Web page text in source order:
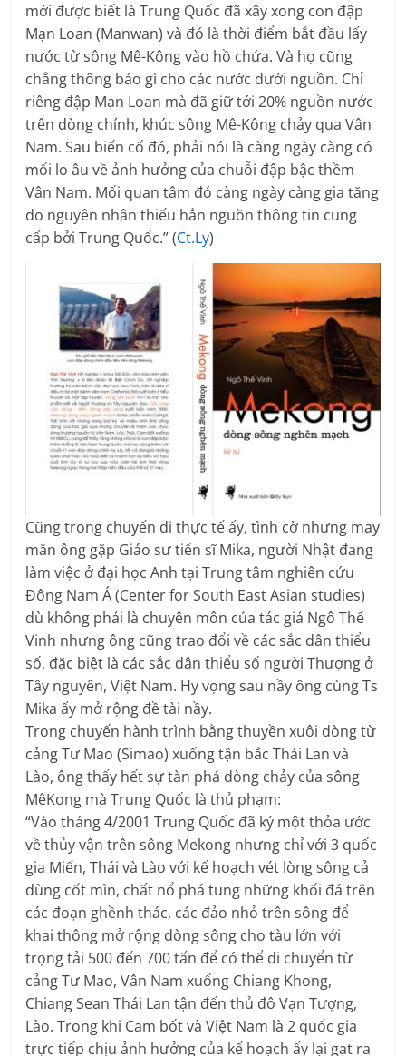
mới được biết là Trung Quốc đã xây xong con đập
Mạn Loan (Manwan) và đó là thời điểm bắt đầu lấy
nước từ sông Mê-Kông vào hồ chứa. Và họ cũng
chẳng thông báo gì cho các nước dưới nguồn. Chỉ
riêng đập Mạn Loan mà đã giữ tới 20% nguồn nước
trên dòng chính, khúc sông Mê-Kông chảy qua Vân
Nam. Sau biến cố đó, phải nói là càng ngày càng có
mối lo âu về ảnh hưởng của chuỗi đập bậc thềm
Vân Nam. Mối quan tâm đó càng ngày càng gia tăng
do nguyên nhân thiếu hẳn nguồn thông tin cung
cấp bởi Trung Quốc.” (Ct.Ly)
Cũng trong chuyến đi thực tế ấy, tình cờ nhưng may
mắn ông gặp Giáo sư tiến sĩ Mika, người Nhật đang
làm việc ở đại học Anh tại Trung tâm nghiên cứu
Đông Nam Á (Center for South East Asian studies)
dù không phải là chuyên môn của tác giả Ngô Thế
Vinh nhưng ông cũng trao đổi về các sắc dân thiểu
số, đặc biệt là các sắc dân thiểu số người Thượng ở
Tây nguyên, Việt Nam. Hy vọng sau nầy ông cùng Ts
Mika ấy mở rộng đề tài nầy.
Trong chuyến hành trình bằng thuyền xuôi dòng từ
cảng Tư Mao (Simao) xuống tận bắc Thái Lan và
Lào, ông thấy hết sự tàn phá dòng chảy của sông
MêKong mà Trung Quốc là thủ phạm:
“Vào tháng 4/2001 Trung Quốc đã ký một thỏa ước
về thủy vận trên sông Mekong nhưng chỉ với 3 quốc
gia Miến, Thái và Lào với kế hoạch vét lòng sông cả
dùng cốt mìn, chất nổ phá tung những khối đá trên
các đoạn ghềnh thác, các đảo nhỏ trên sông để
khai thông mở rộng dòng sông cho tàu lớn với
trọng tải 500 đến 700 tấn để có thể di chuyển từ
cảng Tư Mao, Vân Nam xuống Chiang Khong,
Chiang Sean Thái Lan tận đến thủ đô Vạn Tượng,
Lào. Trong khi Cam bốt và Việt Nam là 2 quốc gia
trực tiếp chịu ảnh hưởng của kế hoạch ấy lại gạt ra